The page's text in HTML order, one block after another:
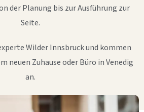
der Planung bis zur Ausführung zur
Seite.
Wilder Innsbruck und kommen
neuen Zuhause oder Büro in Venedig
an.